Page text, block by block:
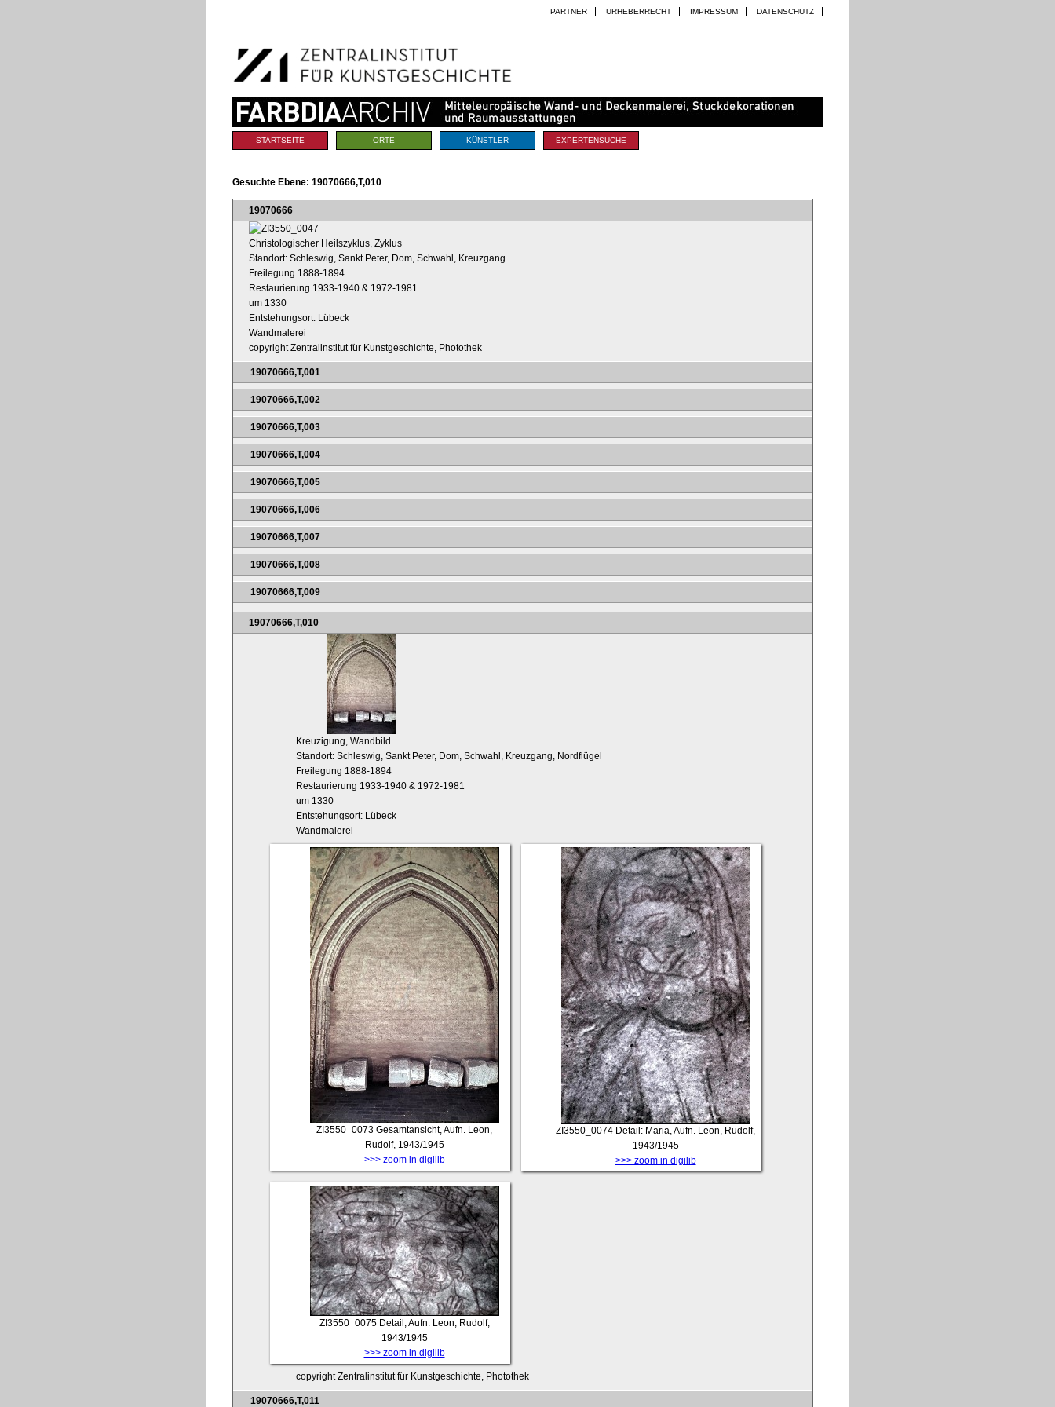
Navigation
PARTNER URHEBERRECHT IMPRESSUM DATENSCHUTZ
Sektionen
STARTSEITE ORTE KÜNSTLER EXPERTENSUCHE
Gesuchte Ebene: 19070666,T,010
19070666
Christologischer Heilszyklus, Zyklus
Standort: Schleswig, Sankt Peter, Dom, Schwahl, Kreuzgang
Freilegung 1888-1894
Restaurierung 1933-1940 & 1972-1981
um 1330
Entstehungsort: Lübeck
Wandmalerei
copyright Zentralinstitut für Kunstgeschichte, Photothek
19070666,T,001
19070666,T,002
19070666,T,003
19070666,T,004
19070666,T,005
19070666,T,006
19070666,T,007
19070666,T,008
19070666,T,009
19070666,T,010
Kreuzigung, Wandbild
Standort: Schleswig, Sankt Peter, Dom, Schwahl, Kreuzgang, Nordflügel
Freilegung 1888-1894
Restaurierung 1933-1940 & 1972-1981
um 1330
Entstehungsort: Lübeck
Wandmalerei
ZI3550_0073 Gesamtansicht, Aufn. Leon,
Rudolf, 1943/1945
>>> zoom in digilib
ZI3550_0074 Detail: Maria, Aufn. Leon, Rudolf,
1943/1945
>>> zoom in digilib
ZI3550_0075 Detail, Aufn. Leon, Rudolf,
1943/1945
>>> zoom in digilib
copyright Zentralinstitut für Kunstgeschichte, Photothek
19070666,T,011